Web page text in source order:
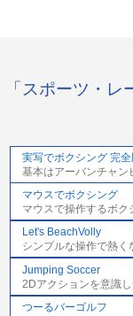
「スポーツ・
実写でボクシング 完全
基本はアーバンチャン
マウスでボクシング
マウスで操作するボク
Let's BeachVolly
シンプルな操作で熱
Jumping Soccer
2Dアクションを意識
つーるバーゴルフ